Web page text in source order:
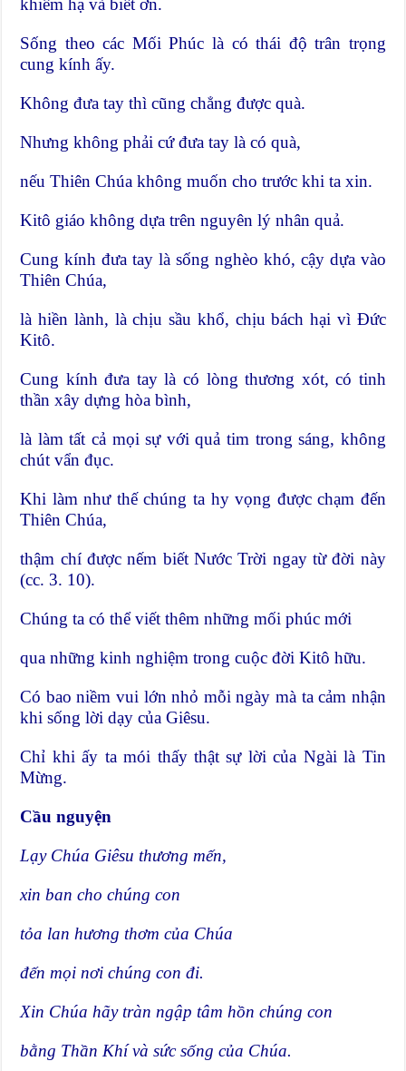
Sống theo các Mối Phúc là có thái độ trân trọng
cung kính ấy.
Không đưa tay thì cũng chẳng được quà.
Nhưng không phải cứ đưa tay là có quà,
nếu Thiên Chúa không muốn cho trước khi ta xin.
Kitô giáo không dựa trên nguyên lý nhân quả.
Cung kính đưa tay là sống nghèo khó, cậy dựa vào
Thiên Chúa,
là hiền lành, là chịu sầu khổ, chịu bách hại vì Đức
Kitô.
Cung kính đưa tay là có lòng thương xót, có tinh
thần xây dựng hòa bình,
là làm tất cả mọi sự với quả tim trong sáng, không
chút vẩn đục.
Khi làm như thế chúng ta hy vọng được chạm đến
Thiên Chúa,
thậm chí được nếm biết Nước Trời ngay từ đời này
(cc. 3. 10).
Chúng ta có thể viết thêm những mối phúc mới
qua những kinh nghiệm trong cuộc đời Kitô hữu.
Có bao niềm vui lớn nhỏ mỗi ngày mà ta cảm nhận
khi sống lời dạy của Giêsu.
Chỉ khi ấy ta mói thấy thật sự lời của Ngài là Tin
Mừng.
Cầu nguyện
Lạy Chúa Giêsu thương mến,
xin ban cho chúng con
tỏa lan hương thơm của Chúa
đến mọi nơi chúng con đi.
Xin Chúa hãy tràn ngập tâm hồn chúng con
bằng Thần Khí và sức sống của Chúa.